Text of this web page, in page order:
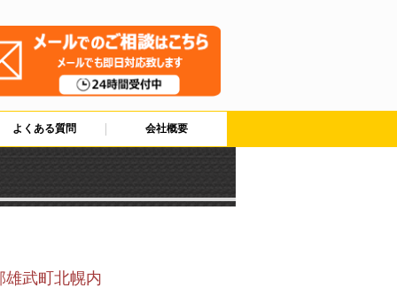
よくある質問 会社概要
雄武町北幌内